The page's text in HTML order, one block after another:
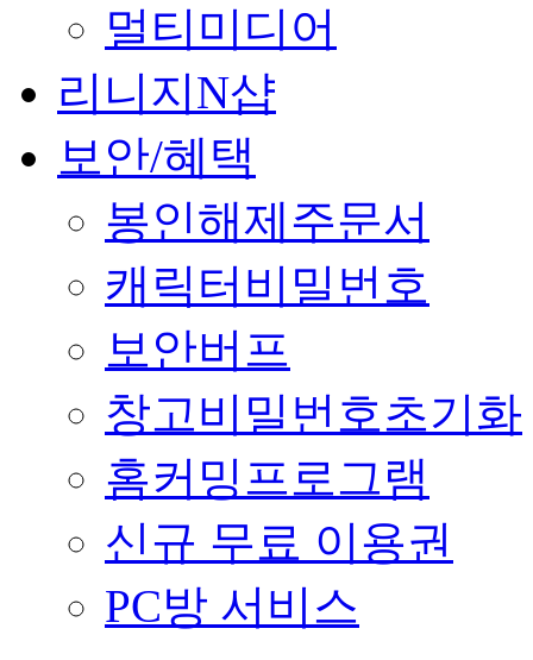
멀티미디어
리니지N샵
보안/혜택
봉인해제주문서
캐릭터비밀번호
보안버프
창고비밀번호초기화
홈커밍프로그램
신규 무료 이용권
PC방 서비스